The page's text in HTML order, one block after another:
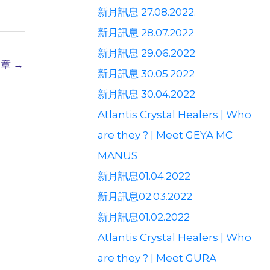
→
新月訊息 27.08.2022.
新月訊息 28.07.2022
新月訊息 29.06.2022
新月訊息 30.05.2022
新月訊息 30.04.2022
Atlantis Crystal Healers | Who
are they ? | Meet GEYA MC
MANUS
新月訊息01.04.2022
新月訊息02.03.2022
新月訊息01.02.2022
Atlantis Crystal Healers | Who
are they ? | Meet GURA